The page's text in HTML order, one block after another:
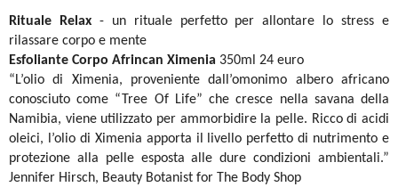
Rituale Relax- un rituale perfetto per allontare lo stress e
rilassare corpo e mente
Esfoliante Corpo Afrincan Ximenia 350ml 24 euro
“L’olio di Ximenia, proveniente dall’omonimo albero africano
conosciuto come “Tree Of Life” che cresce nella savana della
Namibia, viene utilizzato per ammorbidire la pelle. Ricco di acidi
oleici, l’olio di Ximenia apporta il livello perfetto di nutrimento e
protezione alla pelle esposta alle dure condizioni ambientali.”
Jennifer Hirsch, Beauty Botanist for The Body Shop